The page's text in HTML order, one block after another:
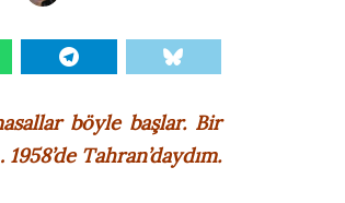
böyle başlar. Bir
Tahran’daydım.